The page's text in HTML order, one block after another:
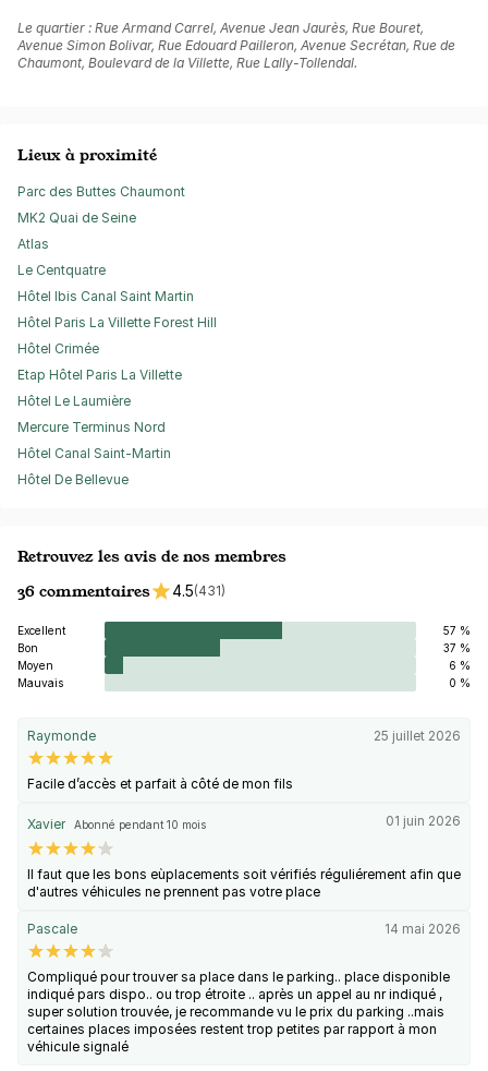
Le quartier : Rue Armand Carrel, Avenue Jean Jaurès, Rue Bouret,
Avenue Simon Bolivar, Rue Edouard Pailleron, Avenue Secrétan, Rue de
Chaumont, Boulevard de la Villette, Rue Lally-Tollendal.
Lieux à proximité
Parc des Buttes Chaumont
MK2 Quai de Seine
Atlas
Le Centquatre
Hôtel Ibis Canal Saint Martin
Hôtel Paris La Villette Forest Hill
Hôtel Crimée
Etap Hôtel Paris La Villette
Hôtel Le Laumière
Mercure Terminus Nord
Hôtel Canal Saint-Martin
Hôtel De Bellevue
Retrouvez les avis de nos membres
36 commentaires
4.5(431)
Excellent
57 %
Bon
37 %
Moyen
6 %
Mauvais
0 %
Raymonde 25 juillet 2026
Facile d’accès et parfait à côté de mon fils
Xavier Abonné pendant 10 mois 01 juin 2026
Il faut que les bons eùplacements soit vérifiés réguliérement afin que
d'autres véhicules ne prennent pas votre place
Pascale 14 mai 2026
Compliqué pour trouver sa place dans le parking.. place disponible
indiqué pars dispo.. ou trop étroite .. après un appel au nr indiqué ,
super solution trouvée, je recommande vu le prix du parking ..mais
certaines places imposées restent trop petites par rapport à mon
véhicule signalé